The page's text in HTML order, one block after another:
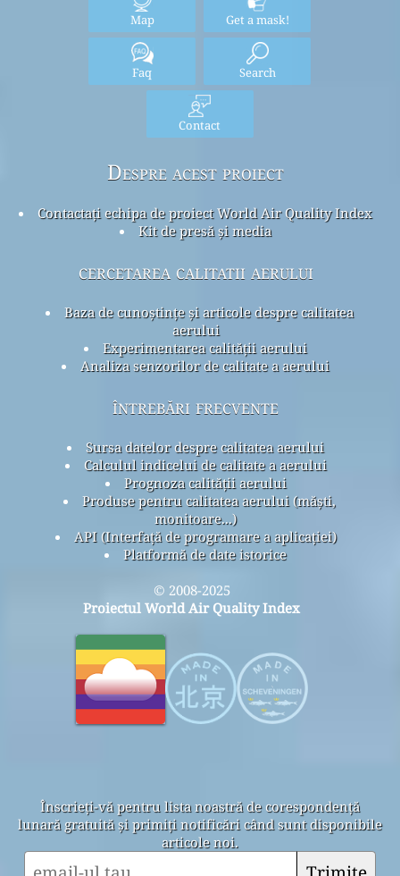
Map Get a mask!
Faq Search
Contact
Despre acest proiect
Contactați echipa de proiect World Air Quality Index
Kit de presă și media
cercetarea calitatii aerului
Baza de cunoștințe și articole despre calitatea
aerului
Experimentarea calității aerului
Analiza senzorilor de calitate a aerului
întrebări frecvente
Sursa datelor despre calitatea aerului
Calculul indicelui de calitate a aerului
Prognoza calității aerului
Produse pentru calitatea aerului (măști,
monitoare...)
API (Interfață de programare a aplicației)
Platformă de date istorice
© 2008-2025
Proiectul World Air Quality Index
Înscrieți-vă pentru lista noastră de corespondență
lunară gratuită și primiți notificări când sunt disponibile
articole noi.